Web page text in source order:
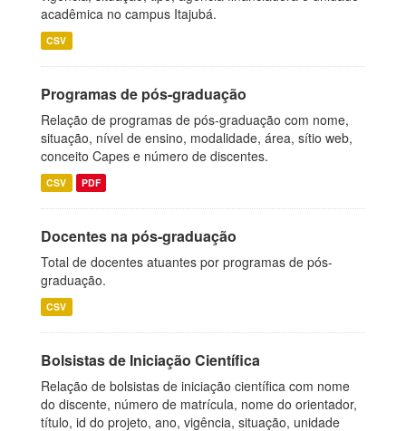
acadêmica no campus Itajubá.
CSV
Programas de pós-graduação
Relação de programas de pós-graduação com nome,
situação, nível de ensino, modalidade, área, sítio web,
conceito Capes e número de discentes.
CSV PDF
Docentes na pós-graduação
Total de docentes atuantes por programas de pós-
graduação.
CSV
Bolsistas de Iniciação Científica
Relação de bolsistas de iniciação científica com nome
do discente, número de matrícula, nome do orientador,
título, id do projeto, ano, vigência, situação, unidade